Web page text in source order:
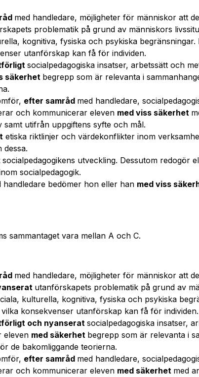
med handledare, möjligheter för människor att
problematik på grund av människors
kognitiva, fysiska och psykiska begränsningar.
utanförskap kan få för individen.
socialpedagogiska insatser, arbetssätt och
säkerhet begrepp som är relevanta i
efter samråd med handledare,
och kommunicerar eleven med viss säkerhet
utifrån uppgiftens syfte och mål.
etiska riktlinjer och värdekonflikter inom
dessa.
socialpedagogikens utveckling. Dessutom redogör
socialpedagogik.
handledare bedömer hon eller han med viss
sammantaget vara mellan A och C.
med handledare, möjligheter för människor att
utanförskapets problematik på grund av
kulturella, kognitiva, fysiska och psykiska
konsekvenser utanförskap kan få för individen.
och nyanserat socialpedagogiska insatser,
eleven med säkerhet begrepp som är relevanta i
de bakomliggande teorierna.
efter samråd med handledare,
och kommunicerar eleven med säkerhet med